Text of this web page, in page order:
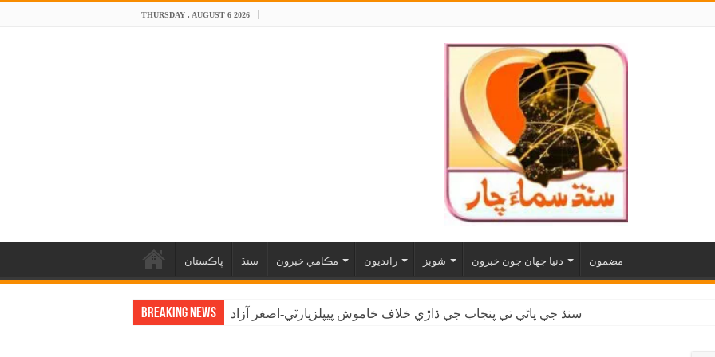
THURSDAY , AUGUST 6 2026
پاڪستان سنڌ مڪامي خبرون رانديون شوبز دنيا جهان جون خبرون مضمون
Breaking News سنڌ جي پاڻي تي پنجاب جي ڌاڙي خلاف خاموش پيپلزپارٽي-اصغر آزاد